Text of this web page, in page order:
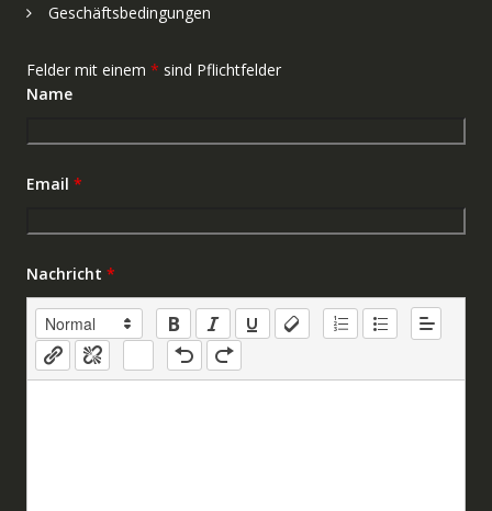
Geschäftsbedingungen
Felder mit einem * sind Pflichtfelder
Name
Email *
Nachricht *